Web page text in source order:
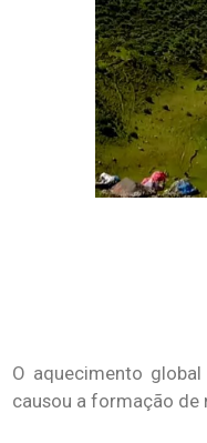
O aquecimento
causou a formação de